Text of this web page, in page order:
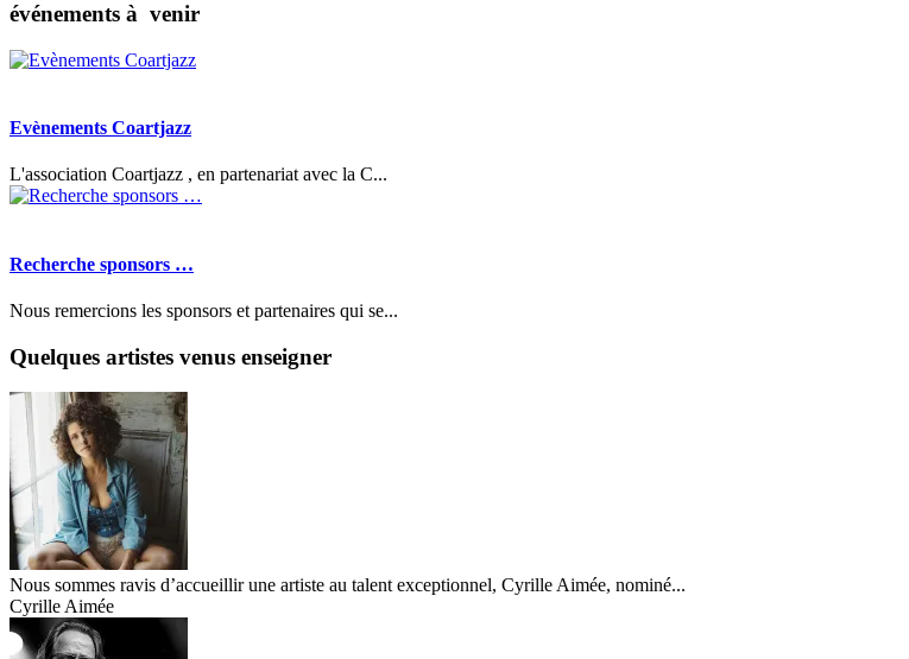
événements à venir
Evènements Coartjazz
L'association Coartjazz , en partenariat avec la C...
Recherche sponsors …
Nous remercions les sponsors et partenaires qui se...
Quelques artistes venus enseigner
Nous sommes ravis d’accueillir une artiste au talent exceptionnel, Cyrille Aimée, nominé...
Cyrille Aimée